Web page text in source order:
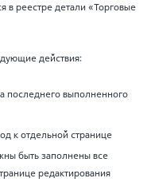
в реестре детали «Торговые
действия:
последнего выполненного
к отдельной странице
быть заполнены все
редактирования